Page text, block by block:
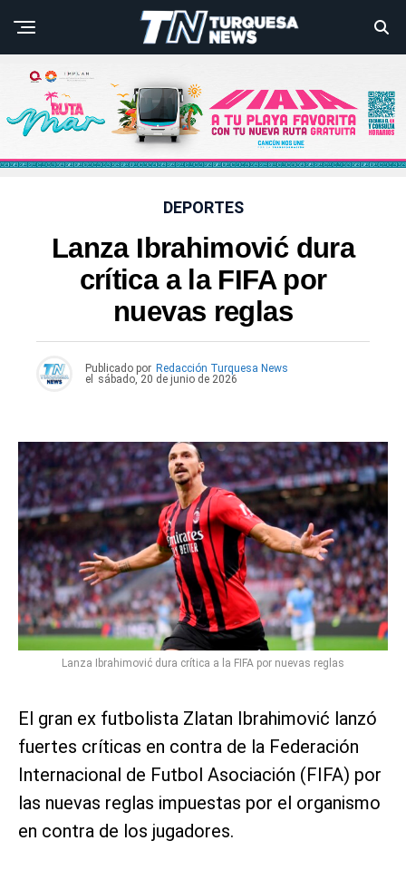
DEPORTES
Lanza Ibrahimović dura
crítica a la FIFA por
nuevas reglas
Publicado por Redacción Turquesa News
el
sábado, 20 de junio de 2026
Lanza Ibrahimović dura crítica a la FIFA por nuevas reglas
El gran ex futbolista Zlatan Ibrahimović lanzó
fuertes críticas en contra de la Federación
Internacional de Futbol Asociación (FIFA) por
las nuevas reglas impuestas por el organismo
en contra de los jugadores.